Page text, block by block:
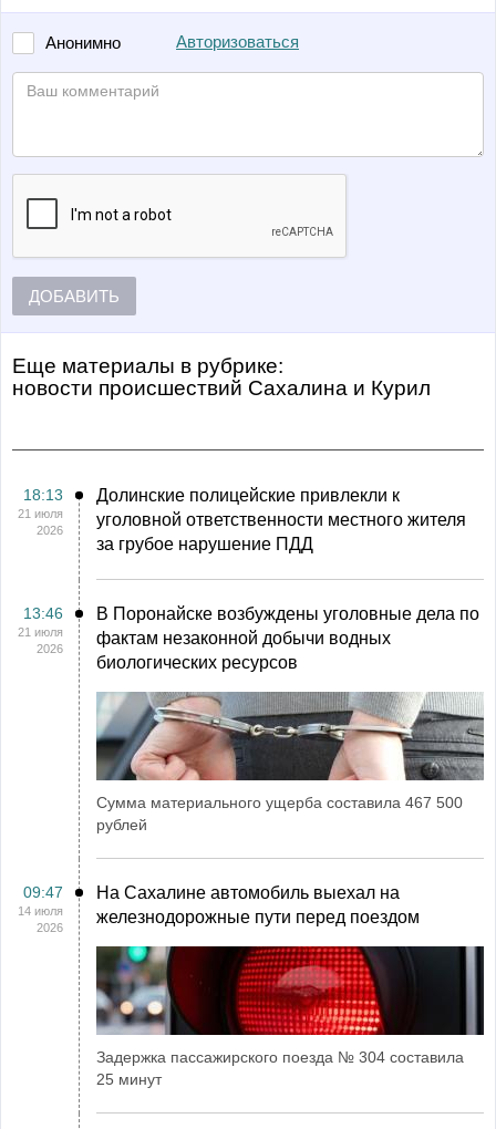
Анонимно Авторизоваться
ДОБАВИТЬ
Еще материалы в рубрике:
Новости происшествий Сахалина и Курил
18:13
21 июля
2026
Долинские полицейские привлекли к
уголовной ответственности местного жителя
за грубое нарушение ПДД
13:46
21 июля
2026
В Поронайске возбуждены уголовные дела по
фактам незаконной добычи водных
биологических ресурсов
Сумма материального ущерба составила 467 500
рублей
09:47
14 июля
2026
На Сахалине автомобиль выехал на
железнодорожные пути перед поездом
Задержка пассажирского поезда № 304 составила
25 минут